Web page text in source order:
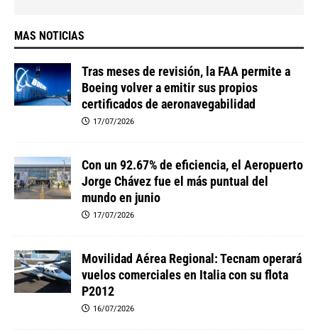
MAS NOTICIAS
Tras meses de revisión, la FAA permite a
Boeing volver a emitir sus propios
certificados de aeronavegabilidad
17/07/2026
Con un 92.67% de eficiencia, el Aeropuerto
Jorge Chávez fue el más puntual del
mundo en junio
17/07/2026
Movilidad Aérea Regional: Tecnam operará
vuelos comerciales en Italia con su flota
P2012
16/07/2026